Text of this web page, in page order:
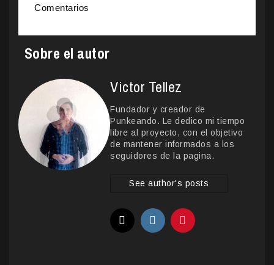
Comentarios
Sobre el autor
Victor Tellez
Fundador y creador de
Punkeando. Le dedico mi tiempo
libre al proyecto, con el objetivo
de mantener informados a los
seguidores de la pagina.
See author's posts